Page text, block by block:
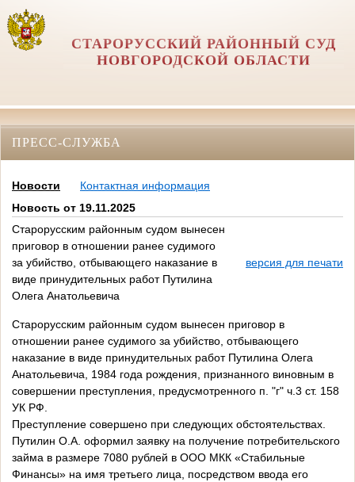
СТАРОРУССКИЙ РАЙОННЫЙ СУД
НОВГОРОДСКОЙ ОБЛАСТИ
ПРЕСС-СЛУЖБА
Новости
Контактная информация
Новость от 19.11.2025
Старорусским районным судом вынесен
приговор в отношении ранее судимого
за убийство, отбывающего наказание в
виде принудительных работ Путилина
Олега Анатольевича
версия для печати
Старорусским районным судом вынесен приговор в
отношении ранее судимого за убийство, отбывающего
наказание в виде принудительных работ Путилина Олега
Анатольевича, 1984 года рождения, признанного виновным в
совершении преступления, предусмотренного п. "г" ч.3 ст. 158
УК РФ.
Преступление совершено при следующих обстоятельствах.
Путилин О.А. оформил заявку на получение потребительского
займа в размере 7080 рублей в ООО МКК «Стабильные
Финансы» на имя третьего лица, посредством ввода его